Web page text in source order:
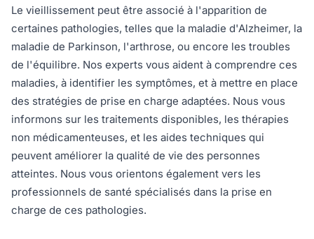
Le vieillissement peut être associé à l'apparition de
certaines pathologies, telles que la maladie d'Alzheimer, la
maladie de Parkinson, l'arthrose, ou encore les troubles
de l'équilibre. Nos experts vous aident à comprendre ces
maladies, à identifier les symptômes, et à mettre en place
des stratégies de prise en charge adaptées. Nous vous
informons sur les traitements disponibles, les thérapies
non médicamenteuses, et les aides techniques qui
peuvent améliorer la qualité de vie des personnes
atteintes. Nous vous orientons également vers les
professionnels de santé spécialisés dans la prise en
charge de ces pathologies.